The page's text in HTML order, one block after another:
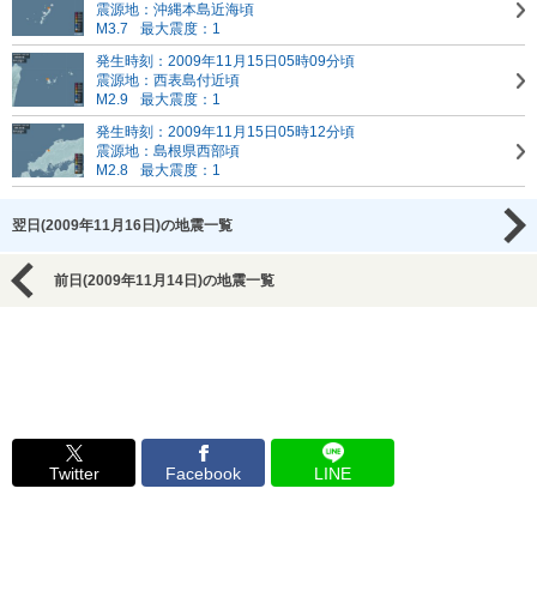
震源地：沖縄本島近海頃
M3.7
最大震度：1
発生時刻：2009年11月15日05時09分頃
震源地：西表島付近頃
M2.9
最大震度：1
発生時刻：2009年11月15日05時12分頃
震源地：島根県西部頃
M2.8
最大震度：1
翌日(2009年11月16日)の地震一覧
前日(2009年11月14日)の地震一覧
Twitter Facebook LINE